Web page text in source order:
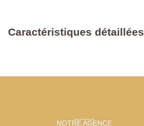
Caractéristiques détaillées
NOTRE AGENCE